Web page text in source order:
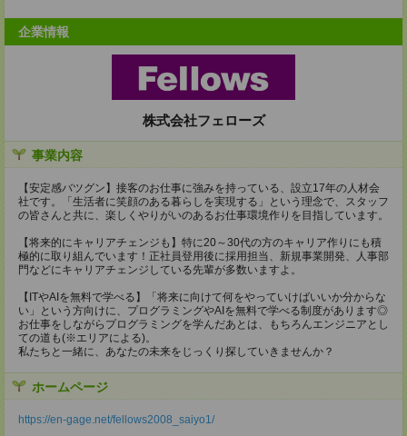
企業情報
株式会社フェローズ
事業内容
【安定感バツグン】接客のお仕事に強みを持っている、設立17年の人材会
社です。「生活者に笑顔のある暮らしを実現する」という理念で、スタッフ
の皆さんと共に、楽しくやりがいのあるお仕事環境作りを目指しています。
【将来的にキャリアチェンジも】特に20～30代の方のキャリア作りにも積
極的に取り組んでいます！正社員登用後に採用担当、新規事業開発、人事部
門などにキャリアチェンジしている先輩が多数いますよ。
【ITやAIを無料で学べる】「将来に向けて何をやっていけばいいか分からな
い」という方向けに、プログラミングやAIを無料で学べる制度があります◎
お仕事をしながらプログラミングを学んだあとは、もちろんエンジニアとし
ての道も(※エリアによる)。
私たちと一緒に、あなたの未来をじっくり探していきませんか？
ホームページ
https://en-gage.net/fellows2008_saiyo1/